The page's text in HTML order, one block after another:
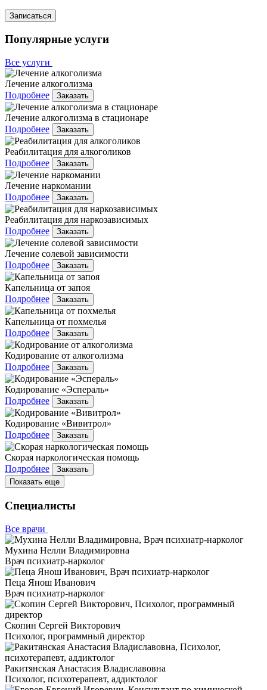
Записаться
Популярные услуги
Все услуги
Лечение алкоголизма
Подробнее
Заказать
Лечение алкоголизма в стационаре
Подробнее
Заказать
Реабилитация для алкоголиков
Подробнее
Заказать
Лечение наркомании
Подробнее
Заказать
Реабилитация для наркозависимых
Подробнее
Заказать
Лечение солевой зависимости
Подробнее
Заказать
Капельница от запоя
Подробнее
Заказать
Капельница от похмелья
Подробнее
Заказать
Кодирование от алкоголизма
Подробнее
Заказать
Кодирование «Эспераль»
Подробнее
Заказать
Кодирование «Вивитрол»
Подробнее
Заказать
Скорая наркологическая помощь
Подробнее
Заказать
Показать еще
Специалисты
Все врачи
Мухина Нелли Владимировна
Врач психиатр-нарколог
Пеца Янош Иванович
Врач психиатр-нарколог
Скопин Сергей Викторович
Психолог, программный директор
Ракитянская Анастасия Владиславовна
Психолог, психотерапевт, аддиктолог